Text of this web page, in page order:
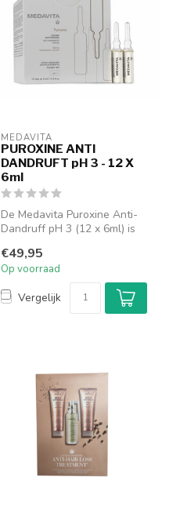
MEDAVITA
PUROXINE ANTI
DANDRUFT pH 3 - 12 X
6ml
De Medavita Puroxine Anti-
Dandruff pH 3 (12 x 6ml) is
€49,95
Op voorraad
Vergelijk